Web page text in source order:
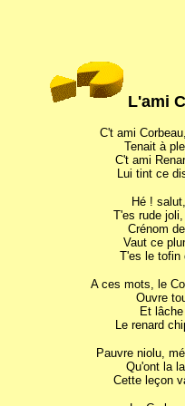
L'ami
C't ami
Tenait à
C't ami
Lui tint ce
Hé !
T'es rude
Crénom
Vaut ce
T'es le tofin
A ces mots, le
Ouvre
Et
Le renard
Pauvre niolu,
Qu'ont la
Cette leçon